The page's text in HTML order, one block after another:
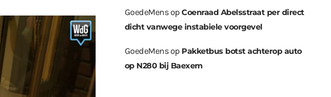
GoedeMensopCoenraad Abelsstraat per direct
dicht vanwege instabiele voorgevel
GoedeMensop Pakketbus botst achterop auto
op N280 bij Baexem